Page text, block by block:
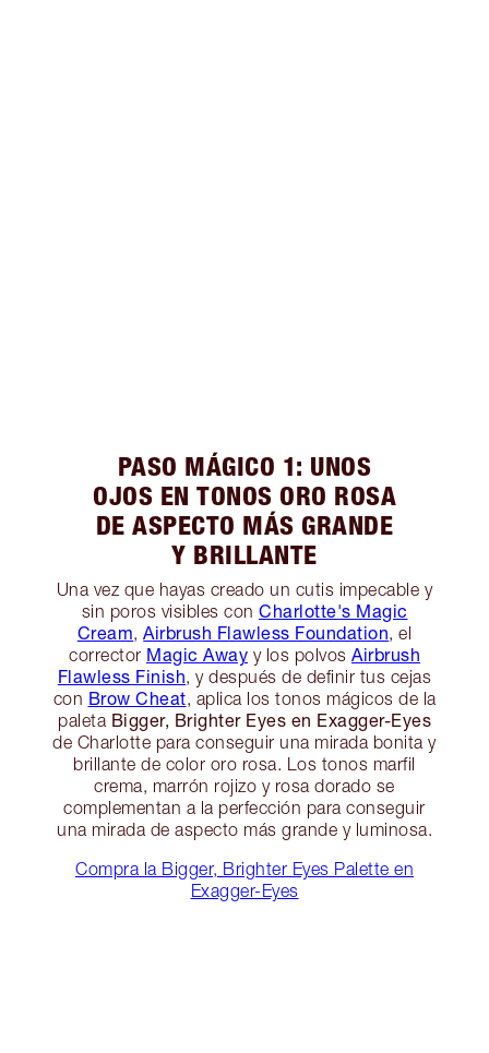
PASO MÁGICO 1: UNOS
OJOS EN TONOS ORO ROSA
DE ASPECTO MÁS GRANDE
Y BRILLANTE
Una vez que hayas creado un cutis impecable y
sin poros visibles con Charlotte's Magic
Cream,Airbrush Flawless Foundation, el
corrector Magic Away y los polvos Airbrush
Flawless Finish, y después de definir tus cejas
con Brow Cheat, aplica los tonos mágicos de la
paleta Bigger, Brighter Eyes en Exagger-Eyes
de Charlotte para conseguir una mirada bonita y
brillante de color oro rosa. Los tonos marfil
crema, marrón rojizo y rosa dorado se
complementan a la perfección para conseguir
una mirada de aspecto más grande y luminosa.
Compra la Bigger, Brighter Eyes Palette en
Exagger-Eyes